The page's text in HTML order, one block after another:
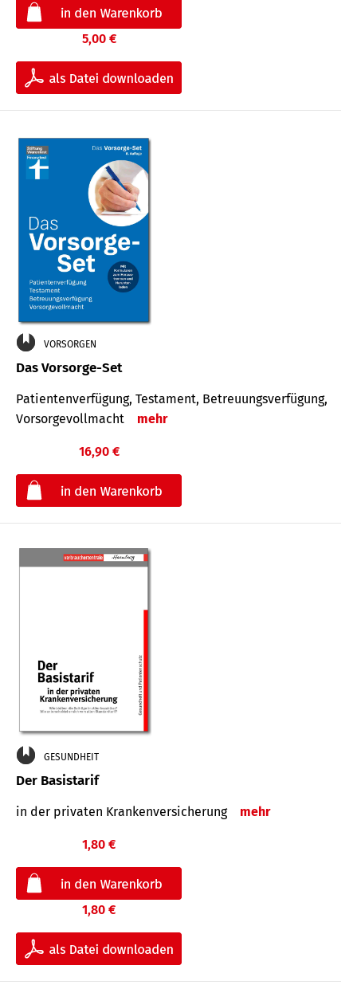
5,00 €
VORSORGEN
Das Vorsorge-Set
Patienten­ver­fügung, Testa­ment, Be­treuungs­verfü­gung,
Vor­sorge­voll­macht
mehr
16,90 €
GESUNDHEIT
Der Basistarif
in der privaten Kran­ken­ver­siche­rung mehr
1,80 €
1,80 €